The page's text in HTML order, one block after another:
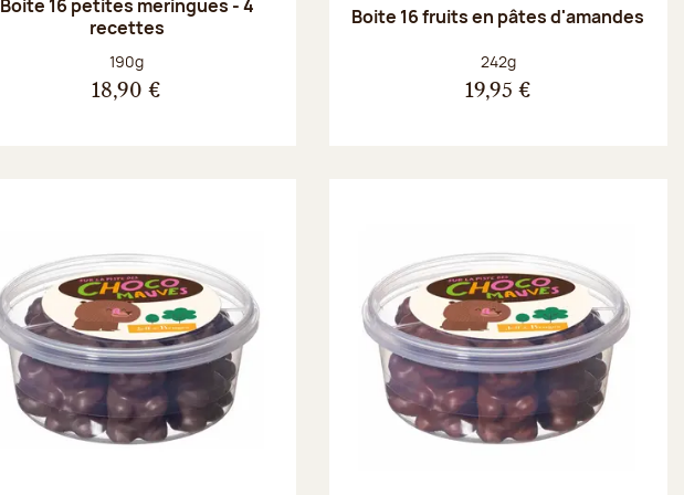
Boite 16 petites meringues - 4
recettes
Poids net :
190g
18,90 €
Boite 16 fruits en pâtes d'amandes
Poids net :
242g
19,95 €